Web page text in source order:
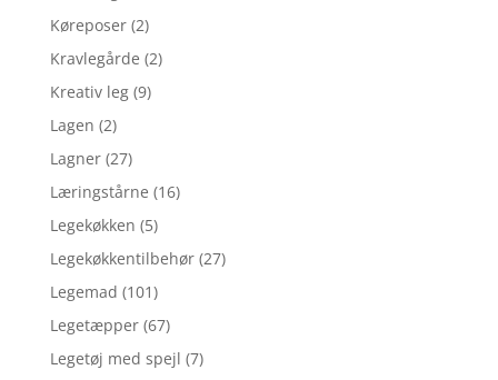
Køreposer (2)
Kravlegårde (2)
Kreativ leg (9)
Lagen (2)
Lagner (27)
Læringstårne (16)
Legekøkken (5)
Legekøkkentilbehør (27)
Legemad (101)
Legetæpper (67)
Legetøj med spejl (7)